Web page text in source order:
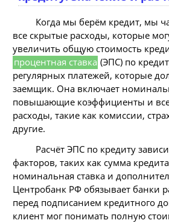
Когда мы берём кредит, мы
все скрытые расходы, которые
увеличить общую стоимость
процентная ставка (ЭПС) по
регулярных платежей, которые
заемщик. Она включает
повышающие коэффициенты и
расходы, такие как комиссии,
другие.
Расчёт ЭПС по кредиту
факторов, таких как сумма
номинальная ставка и
Центробанк РФ обязывает банки
перед подписанием кредитного
клиент мог понимать полную